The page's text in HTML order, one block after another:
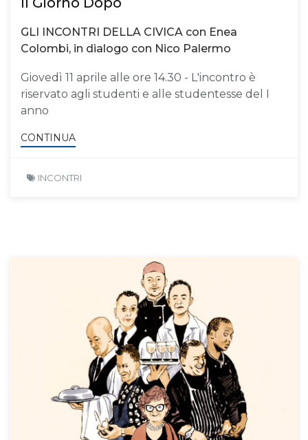
GLI INCONTRI DELLA CIVICA con Enea
Colombi, in dialogo con Nico Palermo
Giovedì 11 aprile alle ore 14.30 - L'incontro è
riservato agli studenti e alle studentesse del I
anno
CONTINUA
INCONTRI